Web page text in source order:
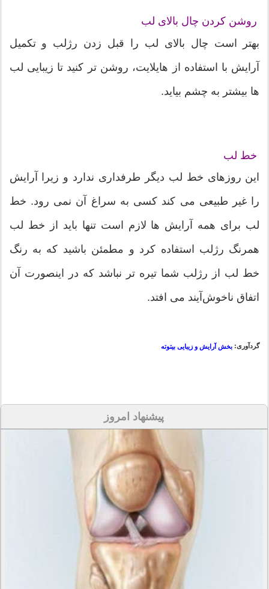
روشن کردن چال بالای لب
بهتر است چال بالای لب را قبل زدن رژلب و تکمیل
آرایش با استفاده از هایلایت، روشن تر کنید تا زیبایی لب
ها بیشتر به چشم بیاید.
خط لب
این روزهای خط لب ديگر طرفداری ندارد و زیرا آرایش
را غیر طبیعی می کند کسی به سراغ آن نمی رود. خط
لب برای همه آرایش ها لازم است تنها باید از خط لب
همرنگ رژلب استفاده کرد و مطمئن باشید که به رنگ
خط لب از رژلب شما تیره تر نباشد که در اینصورت آن
اتفاق ناخوش‌آیند می افتد.
گردآوری: بخش آرایش و زیبایی بیتوته
پیشنهاد امروز